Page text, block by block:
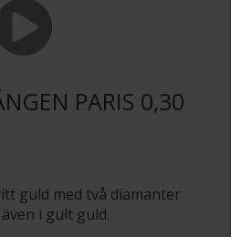
PARIS 0,30
guld med två diamanter
i gult guld.